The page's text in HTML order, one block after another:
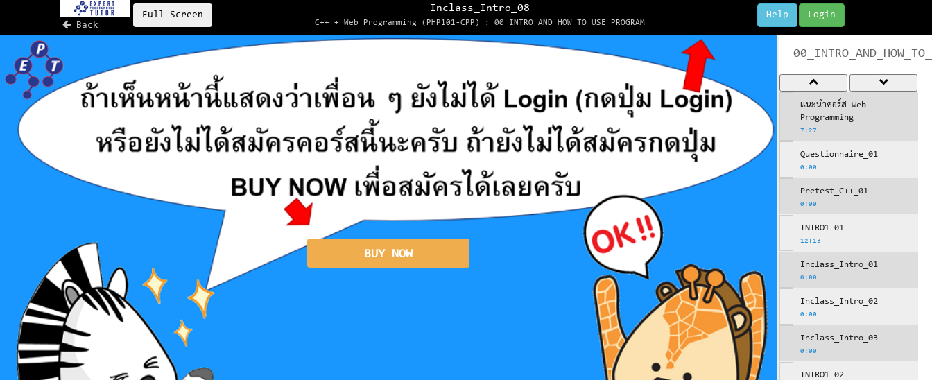
Back
Full Screen Login
Help
Inclass_Intro_08
C++ + Web Programming (PHP101-CPP) : 00_INTRO_AND_HOW_TO_USE_PROGRAM
BUY NOW
แนะนำคอร์ส Web
Programming
7:27
Questionnaire_01
0:00
Pretest_C++_01
0:00
INTRO1_01
12:13
Inclass_Intro_01
0:00
Inclass_Intro_02
0:00
Inclass_Intro_03
0:00
INTRO1_02